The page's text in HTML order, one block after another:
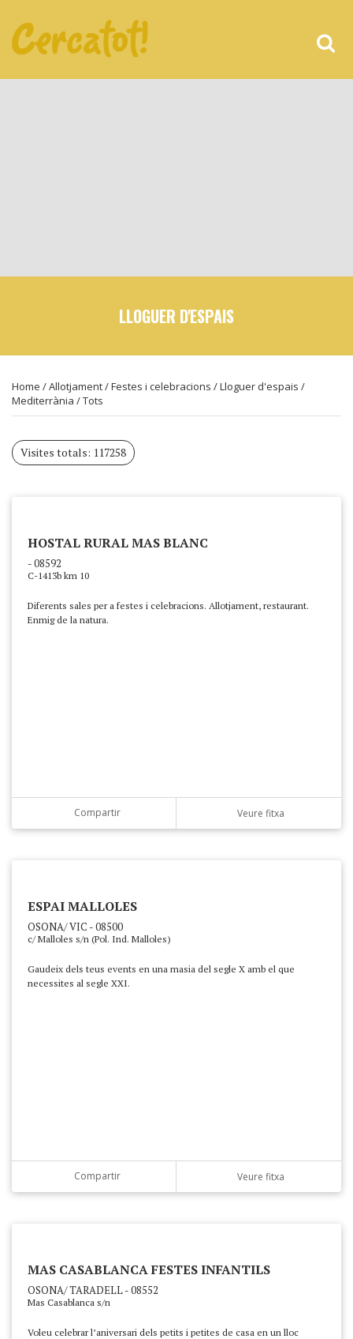
LLOGUER D'ESPAIS
Home /Allotjament/Festes i celebracions /Lloguer d'espais /
Mediterrània /Tots
Visites totals: 117258
HOSTAL RURAL MAS BLANC
- 08592
C-1413b km 10
Diferents sales per a festes i celebracions. Allotjament, restaurant.
Enmig de la natura.
Compartir Veure fitxa
ESPAI MALLOLES
OSONA/ VIC - 08500
c/ Malloles s/n (Pol. Ind. Malloles)
Gaudeix dels teus events en una masia del segle X amb el que
necessites al segle XXI.
Compartir Veure fitxa
MAS CASABLANCA FESTES INFANTILS
OSONA/ TARADELL - 08552
Mas Casablanca s/n
Voleu celebrar l’aniversari dels petits i petites de casa en un lloc